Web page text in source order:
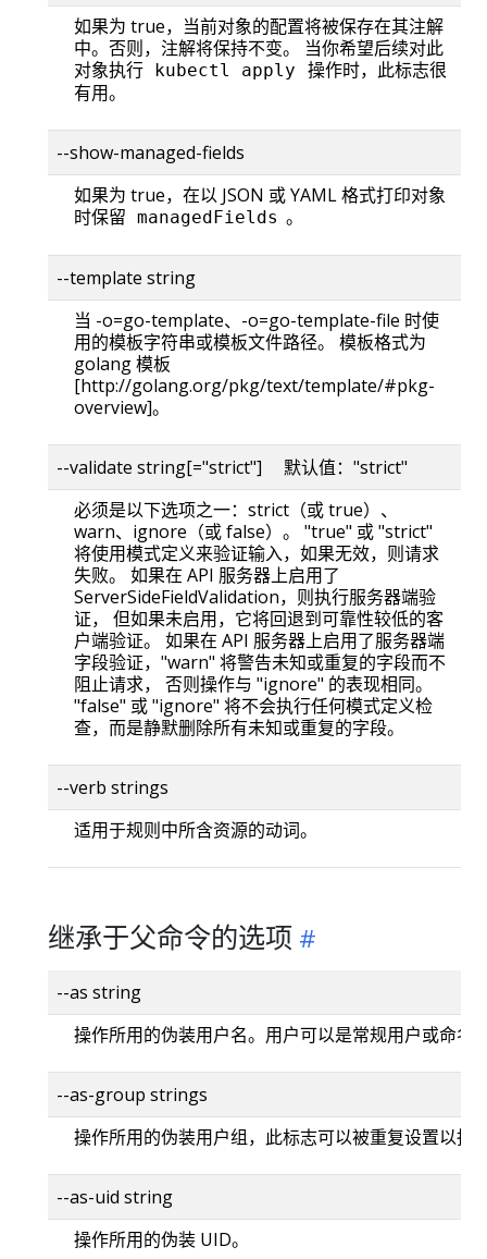
如果为 true，当前对象的配置将被保存在其注解
中。否则，注解将保持不变。 当你希望后续对此
对象执行 kubectl apply
操作时，此标志很
有用。
--show-managed-fields
如果为 true，在以 JSON 或 YAML 格式打印对象
时保留 managedFields 。
--template string
当 -o=go-template、-o=go-template-file 时使
用的模板字符串或模板文件路径。 模板格式为
golang 模板
[http://golang.org/pkg/text/template/#pkg-
overview]。
--validate string[="strict"] 默认值："strict"
必须是以下选项之一：strict（或 true）、
warn、ignore（或 false）。 "true" 或 "strict"
将使用模式定义来验证输入，如果无效，则请求
失败。 如果在 API 服务器上启用了
ServerSideFieldValidation，则执行服务器端验
证， 但如果未启用，它将回退到可靠性较低的客
户端验证。 如果在 API 服务器上启用了服务器端
字段验证，"warn" 将警告未知或重复的字段而不
阻止请求， 否则操作与 "ignore" 的表现相同。
"false" 或 "ignore" 将不会执行任何模式定义检
查，而是静默删除所有未知或重复的字段。
--verb strings
适用于规则中所含资源的动词。
继承于父命令的选项
--as string
操作所用的伪装用户名。用户可以是常规用户或命名
--as-group strings
操作所用的伪装用户组，此标志可以被重复设置以指
--as-uid string
操作所用的伪装 UID。